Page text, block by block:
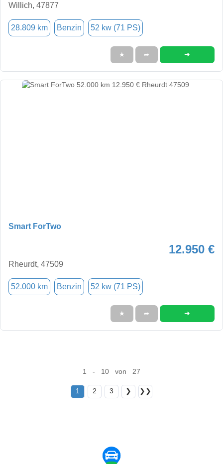
Willich, 47877
28.809 km Benzin 52 kw (71 PS)
★ ➦ ➜
Smart ForTwo
12.950 €
Rheurdt, 47509
52.000 km Benzin 52 kw (71 PS)
★ ➦ ➜
1 - 10 von 27
1 2 3 ❯ ❯❯